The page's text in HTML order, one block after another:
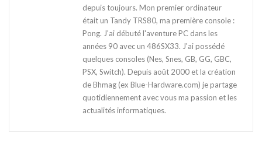
depuis toujours. Mon premier ordinateur
était un Tandy TRS80, ma première console :
Pong. J'ai débuté l'aventure PC dans les
années 90 avec un 486SX33. J'ai possédé
quelques consoles (Nes, Snes, GB, GG, GBC,
PSX, Switch). Depuis août 2000 et la création
de Bhmag (ex Blue-Hardware.com) je partage
quotidiennement avec vous ma passion et les
actualités informatiques.